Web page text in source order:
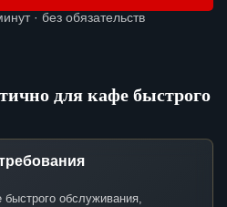
· без обязательств
для кафе быстрого
обслуживания,